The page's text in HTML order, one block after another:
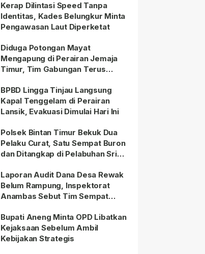
Kerap Dilintasi Speed Tanpa
Identitas, Kades Belungkur Minta
Pengawasan Laut Diperketat
Diduga Potongan Mayat
Mengapung di Perairan Jemaja
Timur, Tim Gabungan Terus
BPBD Lingga Tinjau Langsung
Kapal Tenggelam di Perairan
Lansik, Evakuasi Dimulai Hari Ini
Polsek Bintan Timur Bekuk Dua
Pelaku Curat, Satu Sempat Buron
dan Ditangkap di Pelabuhan Sri
Laporan Audit Dana Desa Rewak
Belum Rampung, Inspektorat
Anambas Sebut Tim Sempat
Bupati Aneng Minta OPD Libatkan
Kejaksaan Sebelum Ambil
Kebijakan Strategis